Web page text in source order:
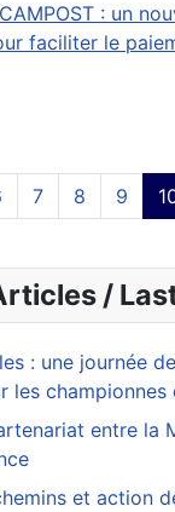
: un
faciliter le
7 8 9
/
: une journée
les championnes
entre la
et action